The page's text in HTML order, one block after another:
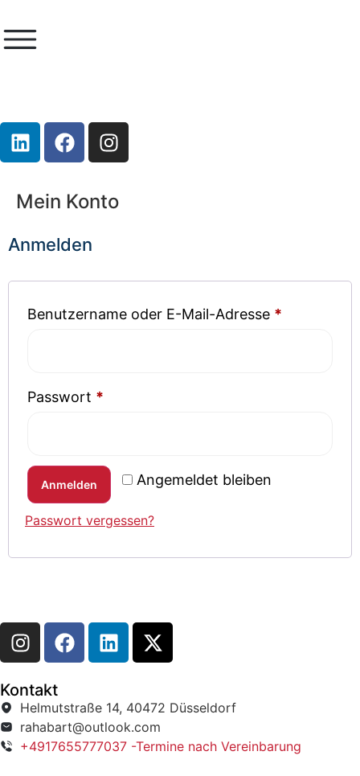
Mein Konto
Anmelden
Benutzername oder E-Mail-Adresse *
Passwort *
Angemeldet bleiben
Anmelden
Passwort vergessen?
Kontakt
Helmutstraße 14, 40472 Düsseldorf
rahabart@outlook.com
+4917655777037 -Termine nach Vereinbarung